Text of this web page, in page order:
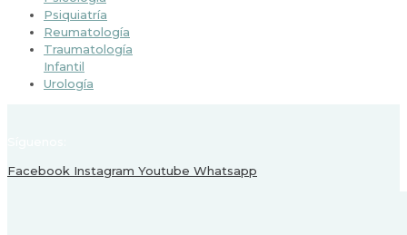
Psiquiatría
Reumatología
Traumatología
Infantil
Urología
Facebook Instagram Youtube Whatsapp